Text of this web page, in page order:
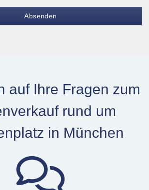
Absenden
auf Ihre Fragen zum
rund um
in München